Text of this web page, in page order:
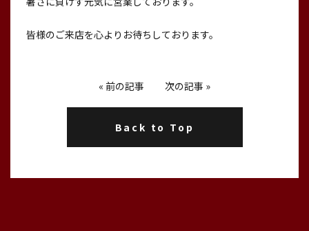
皆様のご来店を心よりお待ちしております。
« 前の記事 次の記事 »
Back to Top